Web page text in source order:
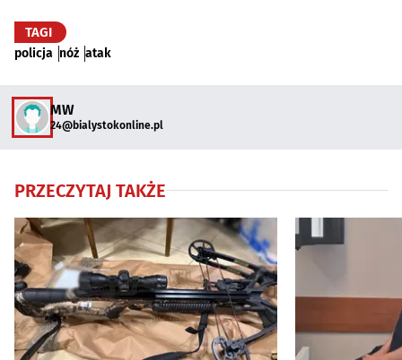
TAGI
policja nóż atak
MW
24@bialystokonline.pl
PRZECZYTAJ TAKŻE